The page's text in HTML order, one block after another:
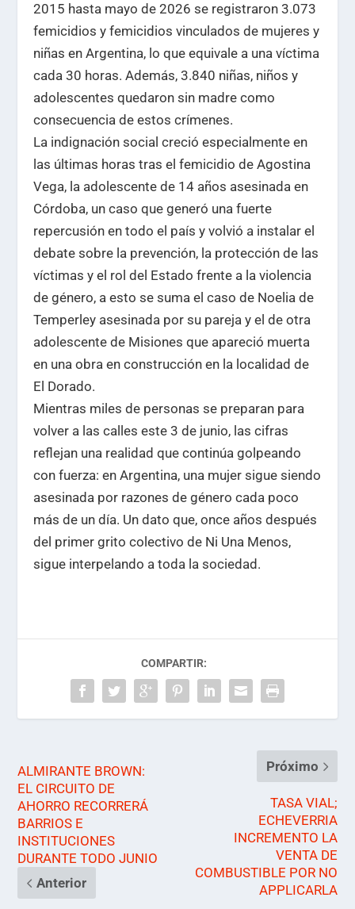
2015 hasta mayo de 2026 se registraron 3.073
femicidios y femicidios vinculados de mujeres y
niñas en Argentina, lo que equivale a una víctima
cada 30 horas. Además, 3.840 niñas, niños y
adolescentes quedaron sin madre como
consecuencia de estos crímenes.
La indignación social creció especialmente en
las últimas horas tras el femicidio de Agostina
Vega, la adolescente de 14 años asesinada en
Córdoba, un caso que generó una fuerte
repercusión en todo el país y volvió a instalar el
debate sobre la prevención, la protección de las
víctimas y el rol del Estado frente a la violencia
de género, a esto se suma el caso de Noelia de
Temperley asesinada por su pareja y el de otra
adolescente de Misiones que apareció muerta
en una obra en construcción en la localidad de
El Dorado.
Mientras miles de personas se preparan para
volver a las calles este 3 de junio, las cifras
reflejan una realidad que continúa golpeando
con fuerza: en Argentina, una mujer sigue siendo
asesinada por razones de género cada poco
más de un día. Un dato que, once años después
del primer grito colectivo de Ni Una Menos,
sigue interpelando a toda la sociedad.
COMPARTIR:
ALMIRANTE BROWN:
EL CIRCUITO DE
AHORRO RECORRERÁ
BARRIOS E
INSTITUCIONES
DURANTE TODO JUNIO
Anterior
Próximo
TASA VIAL;
ECHEVERRIA
INCREMENTO LA
VENTA DE
COMBUSTIBLE POR NO
APPLICARLA